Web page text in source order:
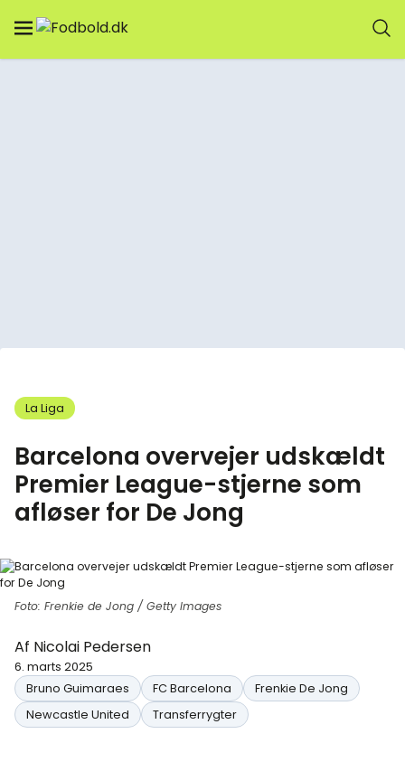
La Liga
Barcelona overvejer udskældt
Premier League-stjerne som
afløser for De Jong
Foto: Frenkie de Jong / Getty Images
Af Nicolai Pedersen
6. marts 2025
Bruno Guimaraes
FC Barcelona
Frenkie De Jong
Newcastle United
Transferrygter